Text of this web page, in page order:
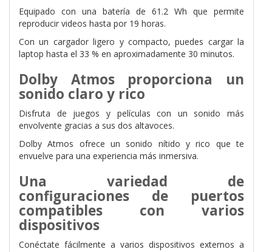
Equipado con una batería de 61.2 Wh que permite
reproducir videos hasta por 19 horas.
Con un cargador ligero y compacto, puedes cargar la
laptop hasta el 33 % en aproximadamente 30 minutos.
Dolby Atmos proporciona un
sonido claro y rico
Disfruta de juegos y películas con un sonido más
envolvente gracias a sus dos altavoces.
Dolby Atmos ofrece un sonido nítido y rico que te
envuelve para una experiencia más inmersiva.
Una variedad de
configuraciones de puertos
compatibles con varios
dispositivos
Conéctate fácilmente a varios dispositivos externos a